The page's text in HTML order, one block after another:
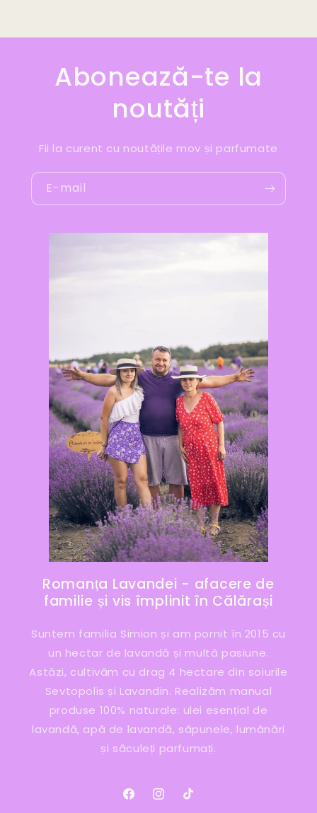
Abonează-te la
noutăți
Fii la curent cu noutățile mov și parfumate
E-mail
Romanța Lavandei - afacere de
familie și vis împlinit în Călărași
Suntem familia Simion și am pornit în 2015 cu
un hectar de lavandă și multă pasiune.
Astăzi, cultivăm cu drag 4 hectare din soiurile
Sevtopolis și Lavandin. Realizăm manual
produse 100% naturale: ulei esențial de
lavandă, apă de lavandă, săpunele, lumânări
și săculeți parfumați.
FacebookInstagram
TikTok